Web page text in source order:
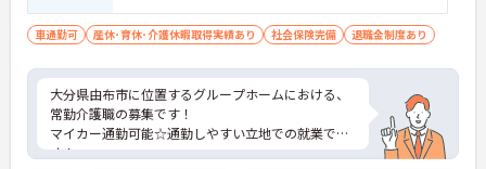
車通勤可 産休･育休･介護休暇取得実績あり 社会保険完備 退職金制度あり
大分県由布市に位置するグループホームにおける、
常勤介護職の募集です！
マイカー通勤可能☆通勤しやすい立地での就業で
す！